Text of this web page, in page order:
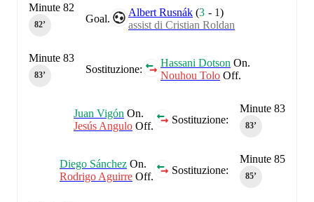
Goal.
Albert Rusnák (3 - 1)
assist di Cristian Roldan
Minute 82
82‎’‎
Sostituzione:
Hassani Dotson On.
Nouhou Tolo Off.
Minute 83
83‎’‎
Minute 83
83‎’‎
Sostituzione:
Juan Vigón On.
Jesús Angulo Off.
Minute 85
85‎’‎
Sostituzione:
Diego Sánchez On.
Rodrigo Aguirre Off.